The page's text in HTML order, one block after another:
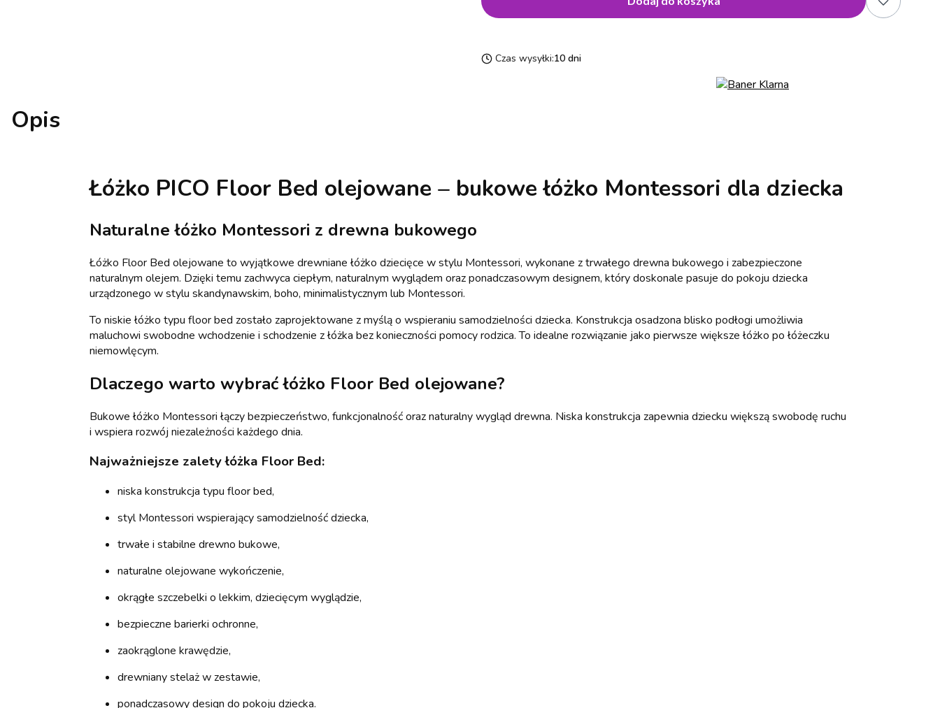
Czas wysyłki:10 dni
Opis
Łóżko PICO Floor Bed olejowane – bukowe łóżko Montessori dla dziecka
Naturalne łóżko Montessori z drewna bukowego
Łóżko Floor Bed olejowane to wyjątkowe drewniane łóżko dziecięce w stylu Montessori, wykonane z trwałego drewna bukowego i zabezpieczone
naturalnym olejem. Dzięki temu zachwyca ciepłym, naturalnym wyglądem oraz ponadczasowym designem, który doskonale pasuje do pokoju dziecka
urządzonego w stylu skandynawskim, boho, minimalistycznym lub Montessori.
To niskie łóżko typu floor bed zostało zaprojektowane z myślą o wspieraniu samodzielności dziecka. Konstrukcja osadzona blisko podłogi umożliwia
maluchowi swobodne wchodzenie i schodzenie z łóżka bez konieczności pomocy rodzica. To idealne rozwiązanie jako pierwsze większe łóżko po łóżeczku
niemowlęcym.
Dlaczego warto wybrać łóżko Floor Bed olejowane?
Bukowe łóżko Montessori łączy bezpieczeństwo, funkcjonalność oraz naturalny wygląd drewna. Niska konstrukcja zapewnia dziecku większą swobodę ruchu
i wspiera rozwój niezależności każdego dnia.
Najważniejsze zalety łóżka Floor Bed:
niska konstrukcja typu floor bed,
styl Montessori wspierający samodzielność dziecka,
trwałe i stabilne drewno bukowe,
naturalne olejowane wykończenie,
okrągłe szczebelki o lekkim, dziecięcym wyglądzie,
bezpieczne barierki ochronne,
zaokrąglone krawędzie,
drewniany stelaż w zestawie,
ponadczasowy design do pokoju dziecka.